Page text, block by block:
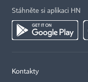
Stáhněte si aplikaci HN
Kontakty